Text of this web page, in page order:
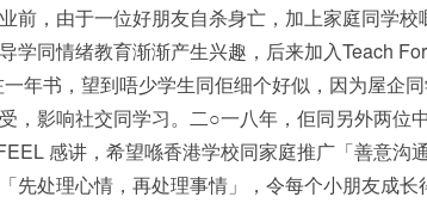
前，由于一位好朋友自杀身亡，加上家庭同学校
学同情绪教育渐渐产生兴趣，后来加入Teach For
年书，望到唔少学生同佢细个好似，因为屋企
，影响社交同学习。二○一八年，佢同另外两位
感讲，希望喺香港学校同家庭推广「善意沟通
先处理心情，再处理事情」，令每个小朋友成长